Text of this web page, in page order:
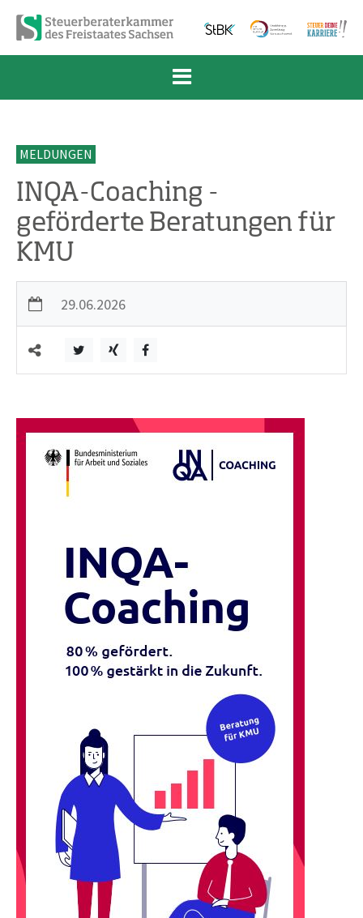
Zum Inhalt springen
Zur Navigation springen
Zum Fußbereich und Kontakt springen
MELDUNGEN
INQA-Coaching -
geförderte Beratungen für
KMU
29.06.2026